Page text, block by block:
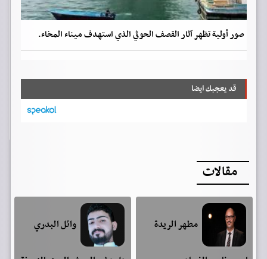
صور أولية تظهر آثار القصف الحوثي الذي استهدف ميناء المخاء.
قد يعجبك ايضا
مقالات
مطهر الريدة وائل البدري